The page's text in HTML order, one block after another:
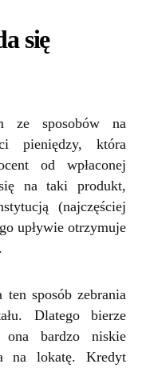
się
ze sposobów na
pieniędzy, która
od wpłaconej
na taki produkt,
(najczęściej
upływie otrzymuje
ten sposób zebrania
Dlatego bierze
ona bardzo niskie
na lokatę. Kredyt